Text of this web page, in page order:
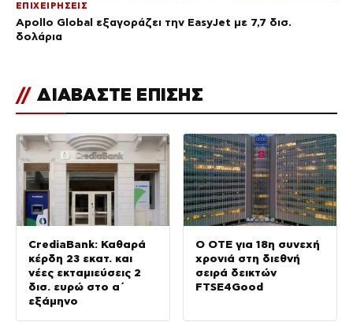
ΕΠΙΧΕΙΡΗΣΕΙΣ
Apollo Global εξαγοράζει την EasyJet με 7,7 δισ.
δολάρια
// ΔΙΑΒΑΣΤΕ ΕΠΙΣΗΣ
CrediaBank: Καθαρά
κέρδη 23 εκατ. και
νέες εκταμιεύσεις 2
δισ. ευρώ στο α΄
εξάμηνο
Ο ΟΤΕ για 18η συνεχή
χρονιά στη διεθνή
σειρά δεικτών
FTSE4Good